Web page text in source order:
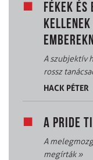
FÉKEK ÉS
A szubjektív
rossz
HACK PÉTER
A PRIDE
A
megírták»